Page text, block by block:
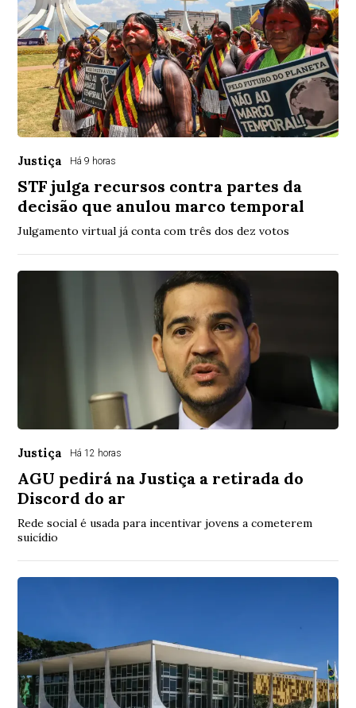
Justiça Há 9 horas
STF julga recursos contra partes da
decisão que anulou marco temporal
Julgamento virtual já conta com três dos dez votos
Justiça Há 12 horas
AGU pedirá na Justiça a retirada do
Discord do ar
Rede social é usada para incentivar jovens a cometerem
suicídio